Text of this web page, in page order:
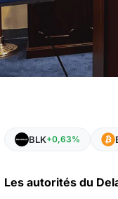
BLK+0,63%
Les autorités du